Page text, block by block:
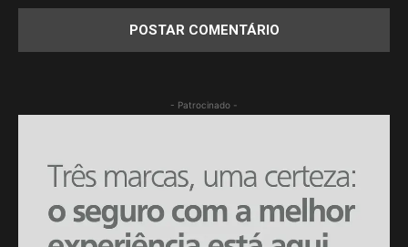
- Patrocinado -